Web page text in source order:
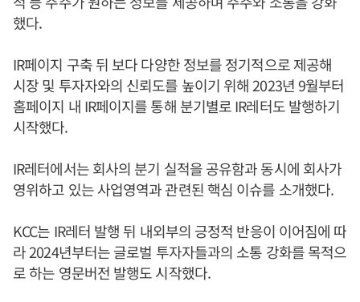
했다.
IR페이지 구축 뒤 보다 다양한 정보를 정기적으로 제공해
시장 및 투자자와의 신뢰도를 높이기 위해 2023년 9월부터
홈페이지 내 IR페이지를 통해 분기별로 IR레터도 발행하기
시작했다.
IR레터에서는 회사의 분기 실적을 공유함과 동시에 회사가
영위하고 있는 사업영역과 관련된 핵심 이슈를 소개했다.
KCC는 IR레터 발행 뒤 내외부의 긍정적 반응이 이어짐에 따
라 2024년부터는 글로벌 투자자들과의 소통 강화를 목적으
로 하는 영문버전 발행도 시작했다.